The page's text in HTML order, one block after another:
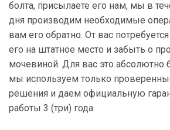
болта, присылаете его нам, мы в
дня производим необходимые
вам его обратно. От вас
его на штатное место и забыть о
мочевиной. Для вас это абсолютно
мы используем только
решения и даем официальную
работы 3 (три) года.